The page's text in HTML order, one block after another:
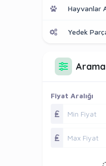
Hayvanlar
Yedek
Fiyat Aralığı